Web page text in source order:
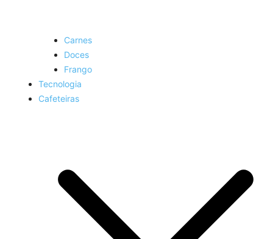
Carnes
Doces
Frango
Tecnologia
Cafeteiras